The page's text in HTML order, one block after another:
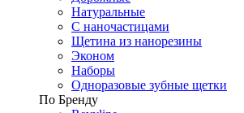
Натуральные
С наночастицами
Щетина из нанорезины
Эконом
Наборы
Одноразовые зубные щетки
По Бренду